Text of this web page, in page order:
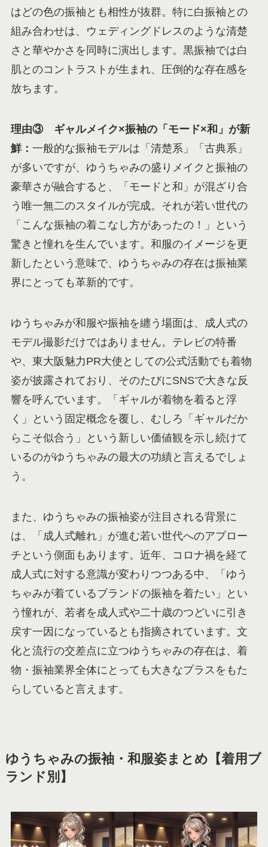
はどの色の振袖とも相性が抜群。特に白振袖との
組み合わせは、ウェディングドレスのような清楚
さと華やかさを同時に演出します。黒振袖では白
肌とのコントラストが生まれ、圧倒的な存在感を
放ちます。
理由③ ギャルメイク×振袖の「モード×和」が新
鮮： 一般的な振袖モデルは「清楚系」「古典系」
が多いですが、ゆうちゃみの盛りメイクと振袖の
豪華さが融合すると、「モードと和」が混ざり合
う唯一無二のスタイルが完成。それが若い世代の
「こんな振袖の着こなし方があったの！」という
驚きと憧れを生んでいます。和服のイメージを更
新したという意味で、ゆうちゃみの存在は振袖業
界にとっても革新的です。
ゆうちゃみが和服や振袖を纏う場面は、成人式の
モデル撮影だけではありません。テレビの特番
や、東大阪魅力PR大使としての公式活動でも着物
姿が披露されており、そのたびにSNSで大きな反
響を呼んでいます。「ギャルが着物を着ると浮
く」という固定概念を覆し、むしろ「ギャルだか
らこそ似合う」という新しい価値観を示し続けて
いるのがゆうちゃみの最大の功績と言えるでしょ
う。
また、ゆうちゃみの振袖姿が注目される背景に
は、「成人式離れ」が進む若い世代へのアプロー
チという側面もあります。近年、コロナ禍を経て
成人式に対する意識が変わりつつある中、「ゆう
ちゃみが着ているブランドの振袖を着たい」とい
う憧れが、若者を成人式や二十歳のつどいに引き
戻す一因になっているとも指摘されています。文
化と流行の交差点に立つゆうちゃみの存在は、着
物・振袖業界全体にとっても大きなプラスをもた
らしていると言えます。
ゆうちゃみの振袖・和服姿まとめ【着用ブ
ランド別】